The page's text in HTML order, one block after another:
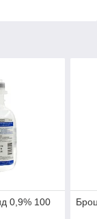
0,9% 100